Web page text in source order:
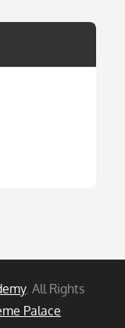
. All Rights
Palace